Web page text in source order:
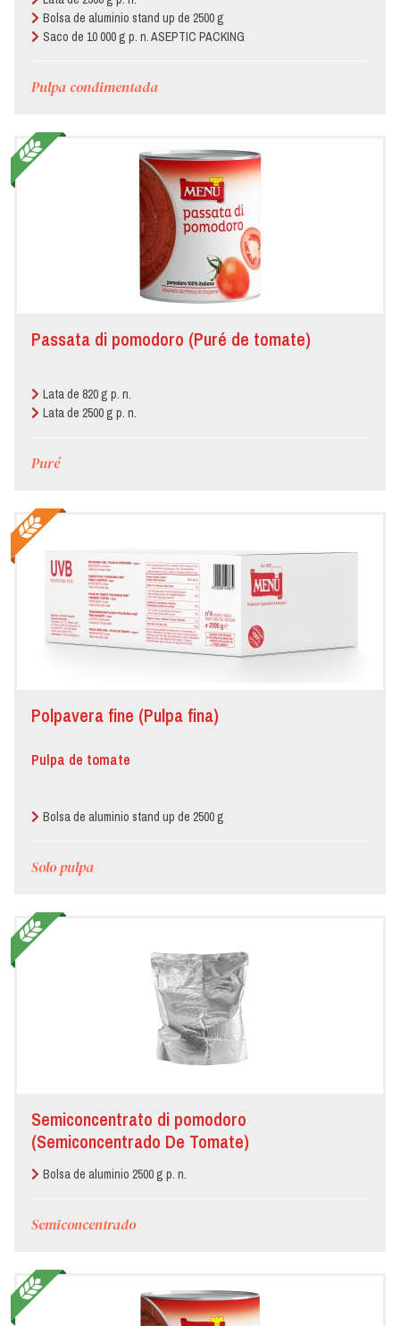
Bolsa de aluminio stand up de 2500 g
Saco de 10 000 g p. n. ASEPTIC PACKING
Pulpa condimentada
Passata di pomodoro (Puré de tomate)
Lata de 820 g p. n.
Lata de 2500 g p. n.
Puré
Polpavera fine (Pulpa fina)
Pulpa de tomate
Bolsa de aluminio stand up de 2500 g
Solo pulpa
Semiconcentrato di pomodoro
(Semiconcentrado De Tomate)
Bolsa de aluminio 2500 g p. n.
Semiconcentrado